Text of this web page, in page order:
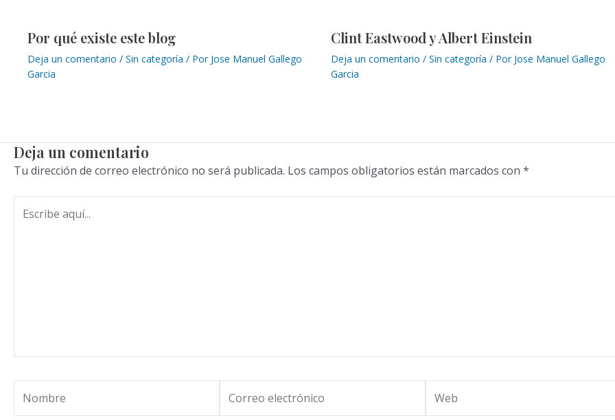
Por qué existe este blog
Deja un comentario / Sin categoría / Por Jose Manuel Gallego
Garcia
Clint Eastwood y Albert Einstein
Deja un comentario /Sin categoría / Por Jose Manuel Gallego
Garcia
Deja un comentario
Tu dirección de correo electrónico no será publicada. Los campos obligatorios están marcados con *
aquí...
electrónico